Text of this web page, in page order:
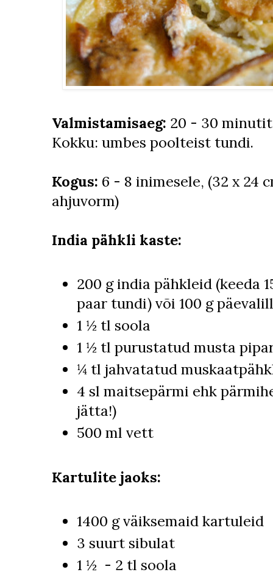
Valmistamisaeg: 20 - 30
Kokku: umbes poolteist tundi.
Kogus: 6 - 8 inimesele, (32 x 24
ahjuvorm)
India pähkli kaste:
200 g india pähkleid (keeda
paar tundi) või 100 g
1 ½ tl soola
1 ½ tl purustatud musta
¼ tl jahvatatud
4 sl maitsepärmi ehk
jätta!)
500 ml vett
Kartulite jaoks:
1400 g väiksemaid kartuleid
3 suurt sibulat
1 ½ - 2 tl soola